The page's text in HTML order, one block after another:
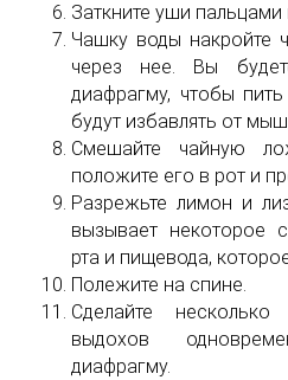
Заткните уши
Чашку воды накройте
через нее. Вы
диафрагму, чтобы
будут избавлять от
Смешайте чайную
положите его в рот и
Разрежьте лимон и
вызывает некоторое
рта и пищевода,
Полежите на спине.
Сделайте
выдохов
диафрагму.